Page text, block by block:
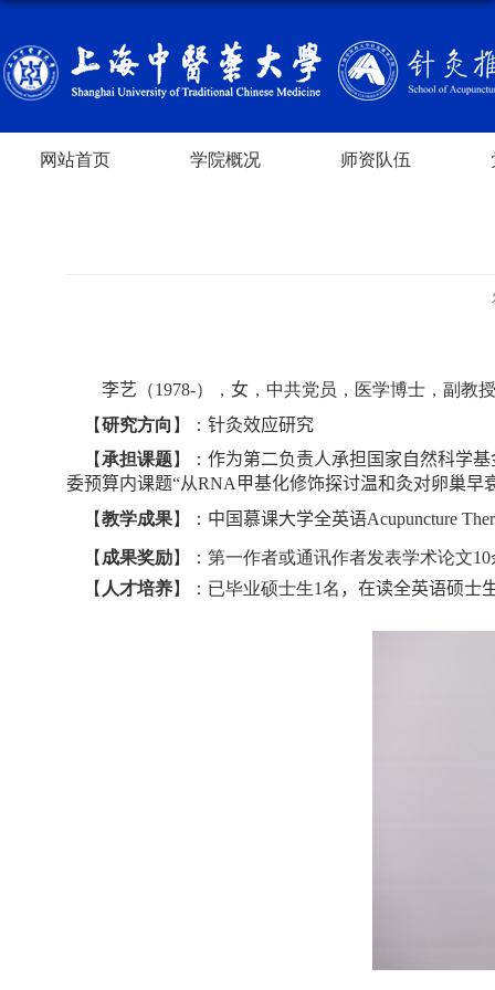
网站首页 学院概况 师资队伍
李艺 （1978-）， 女 ，中共党员，医学博士，副教
【研究方向 】： 针灸效应研究
【承担课题】： 作为第二负责人承担国家自然科学
委预算内课题“从RNA甲基化修饰探讨温和灸对卵巢早
【教学成果】： 中国慕课大学全英语Acupuncture
【 成果奖励】： 第一作者或通讯作者发表学术论文10
【 人才培养】： 已毕业硕士生1名 ， 在读全英语硕士